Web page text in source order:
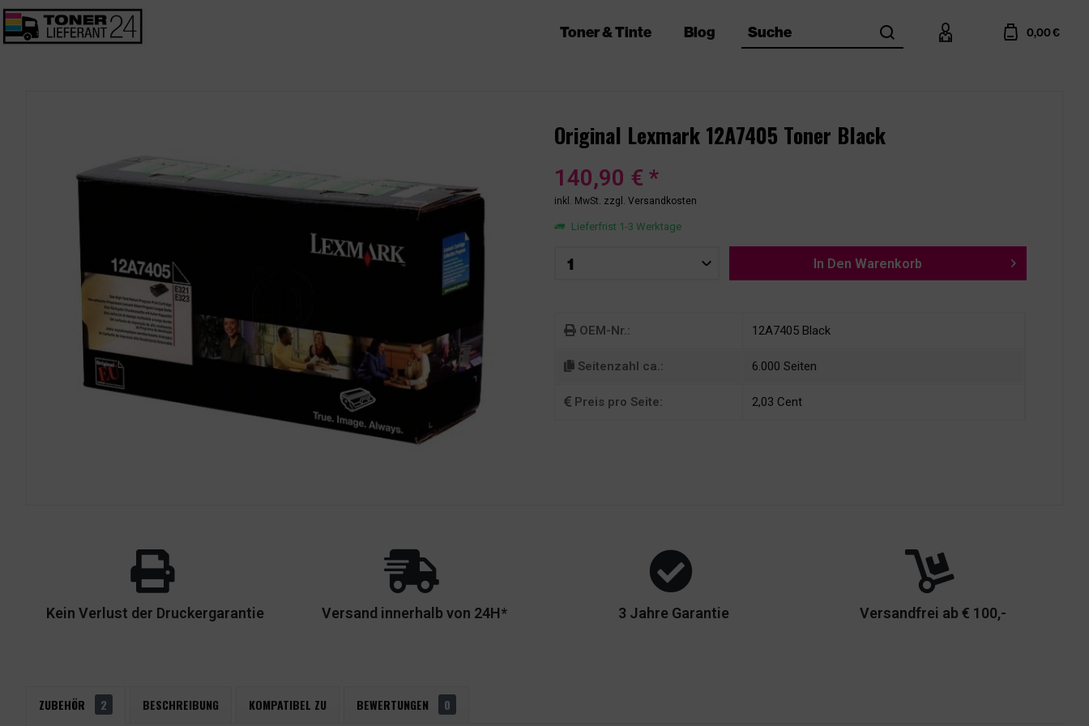
Toner & Tinte Blog Suche search account cart 0,00 €
Original Lexmark 12A7405 Toner Black
140,90 € *
inkl. MwSt. zzgl. Versandkosten
Lieferfrist 1-3 Werktage
In Den Warenkorb
OEM-Nr.: 12A7405 Black
Seitenzahl ca.: 6.000 Seiten
Preis pro Seite: 2,03 Cent
Kein Verlust der Druckergarantie Versand innerhalb von 24H* 3 Jahre Garantie Versandfrei ab € 100,-
ZUBEHÖR 2 BESCHREIBUNG KOMPATIBEL ZU BEWERTUNGEN 0